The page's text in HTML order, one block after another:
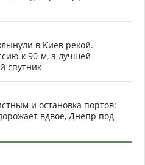
в Киев рекой.
к 90-м, а лучшей
спутник
и остановка портов:
вдвое, Днепр под